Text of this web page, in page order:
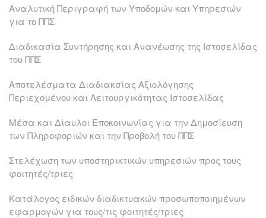
Αναλυτική Περιγραφή των Υποδομών και Υπηρεσιών
για το ΠΠΣ
Διαδικασία Συντήρησης και Ανανέωσης της Ιστοσελίδας
του ΠΠΣ
Αποτελέσματα Διαδιακσίας Αξιολόγησης
Περιεχομένου και Λειτουργικότητας Ιστοσελίδας
Μέσα και Δίαυλοι Εποκοινωνίας για την Δημοσίευση
των Πληροφοριών και την Προβολή του ΠΠΣ
Στελέχωση των υποστηρικτικών υπηρεσιών προς τους
φοιτητές/τριες
Κατάλογος ειδικών διαδικτυακών προσωποποιημένων
εφαρμογών για τους/τις φοιτητές/τριες